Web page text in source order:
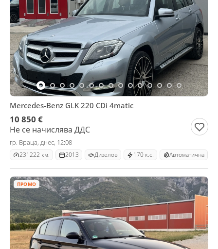
Mercedes-Benz GLK 220 CDi 4matic
10 850 €
Не се начислява ДДС
гр. Враца, днес, 12:08
231222 км. 2013 Дизелов 170 к.с. Автоматична
ПРОМО